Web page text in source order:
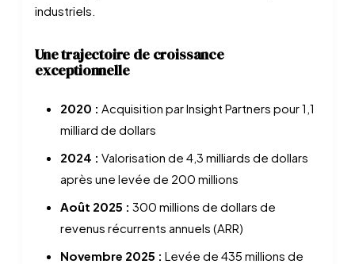
industriels.
Une trajectoire de croissance
exceptionnelle
2020 : Acquisition par Insight Partners pour 1,1
milliard de dollars
2024 : Valorisation de 4,3 milliards de dollars
après une levée de 200 millions
Août 2025 : 300 millions de dollars de
revenus récurrents annuels (ARR)
Novembre 2025 : Levée de 435 millions de